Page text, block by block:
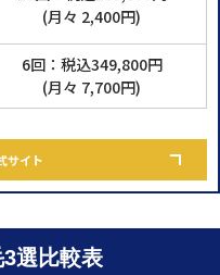
(月々 2,400円)
6回：税込349,800円
(月々 7,700円)
サイト
選比較表